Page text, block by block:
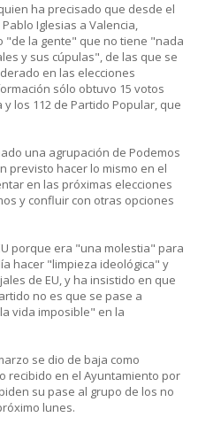
ha precisado que desde el
Iglesias a Valencia,
"de la gente" que no tiene "nada
y sus cúpulas", de las que se
en las elecciones
sólo obtuvo 15 votos
los 112 de Partido Popular, que
una agrupación de Podemos
previsto hacer lo mismo en el
en las próximas elecciones
y confluir con otras opciones
porque era "una molestia" para
hacer "limpieza ideológica" y
de EU, y ha insistido en que
no es que se pase a
vida imposible" en la
se dio de baja como
recibido en el Ayuntamiento por
su pase al grupo de los no
lunes.